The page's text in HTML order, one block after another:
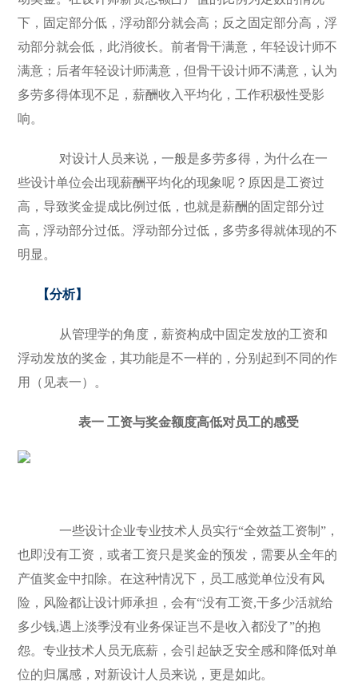
下，固定部分低，浮动部分就会高；反之固定部分高，浮
动部分就会低，此消彼长。前者骨干满意，年轻设计师不
满意；后者年轻设计师满意，但骨干设计师不满意，认为
多劳多得体现不足，薪酬收入平均化，工作积极性受影
响。
对设计人员来说，一般是多劳多得，为什么在一
些设计单位会出现薪酬平均化的现象呢？原因是工资过
高，导致奖金提成比例过低，也就是薪酬的固定部分过
高，浮动部分过低。浮动部分过低，多劳多得就体现的不
明显。
【分析】
从管理学的角度，薪资构成中固定发放的工资和
浮动发放的奖金，其功能是不一样的，分别起到不同的作
用（见表一）。
表一 工资与奖金额度高低对员工的感受
一些设计企业专业技术人员实行“全效益工资制”，
也即没有工资，或者工资只是奖金的预发，需要从全年的
产值奖金中扣除。在这种情况下，员工感觉单位没有风
险，风险都让设计师承担，会有“没有工资,干多少活就给
多少钱,遇上淡季没有业务保证岂不是收入都没了”的抱
怨。专业技术人员无底薪，会引起缺乏安全感和降低对单
位的归属感，对新设计人员来说，更是如此。